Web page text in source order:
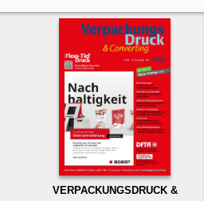
VERPACKUNGSDRUCK &